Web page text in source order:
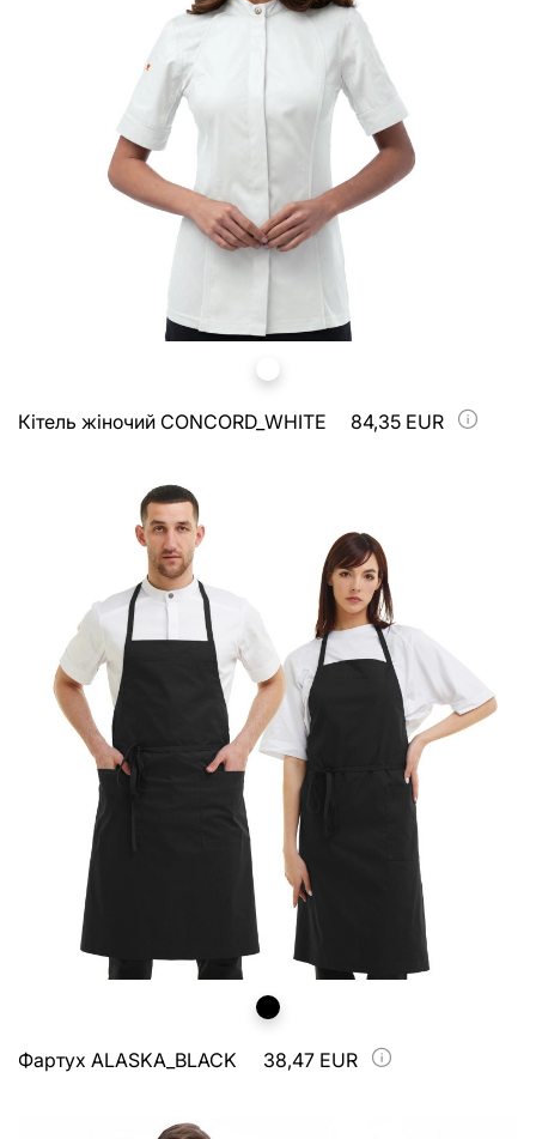
Кітель жіночий CONCORD_WHITE 84,35 EUR
Фартух ALASKA_BLACK 38,47 EUR